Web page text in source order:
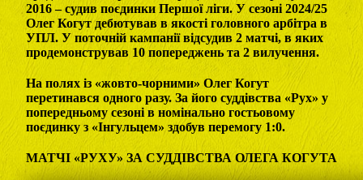
2016 – судив поєдинки Першої ліги. У сезоні 2024/25
Олег Когут дебютував в якості головного арбітра в
УПЛ. У поточній кампанії відсудив 2 матчі, в яких
продемонстрував 10 попереджень та 2 вилучення.
На полях із «жовто-чорними» Олег Когут
перетинався одного разу. За його суддівства «Рух» у
попередньому сезоні в номінально гостьовому
поєдинку з «Інгульцем» здобув перемогу 1:0.
МАТЧІ «РУХУ» ЗА СУДДІВСТВА ОЛЕГА КОГУТА